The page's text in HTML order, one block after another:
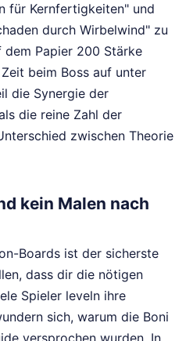
für Kernfertigkeiten" und
durch Wirbelwind" zu
Papier 200 Stärke
beim Boss auf unter
die Synergie der
die reine Zahl der
zwischen Theorie
kein Malen nach
Boards ist der sicherste
dass dir die nötigen
Spieler leveln ihre
sich, warum die Boni
versprochen wurden. In